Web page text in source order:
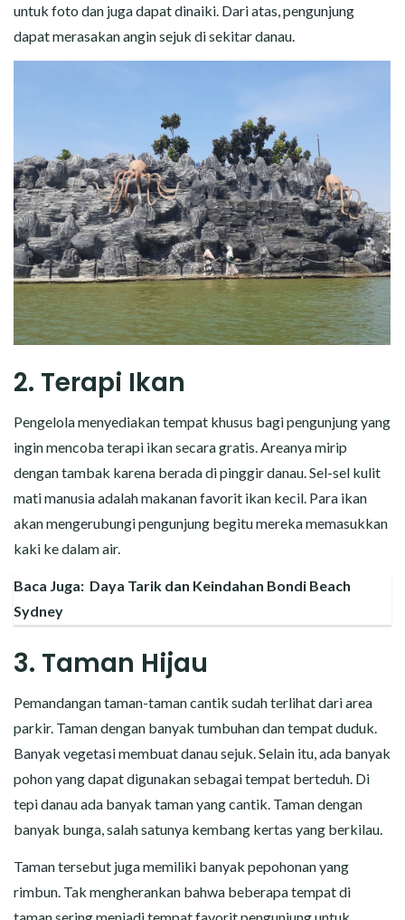
untuk foto dan juga dapat dinaiki. Dari atas, pengunjung
dapat merasakan angin sejuk di sekitar danau.
2. Terapi Ikan
Pengelola menyediakan tempat khusus bagi pengunjung yang
ingin mencoba terapi ikan secara gratis. Areanya mirip
dengan tambak karena berada di pinggir danau. Sel-sel kulit
mati manusia adalah makanan favorit ikan kecil. Para ikan
akan mengerubungi pengunjung begitu mereka memasukkan
kaki ke dalam air.
Baca Juga: Daya Tarik dan Keindahan Bondi Beach
Sydney
3. Taman Hijau
Pemandangan taman-taman cantik sudah terlihat dari area
parkir. Taman dengan banyak tumbuhan dan tempat duduk.
Banyak vegetasi membuat danau sejuk. Selain itu, ada banyak
pohon yang dapat digunakan sebagai tempat berteduh. Di
tepi danau ada banyak taman yang cantik. Taman dengan
banyak bunga, salah satunya kembang kertas yang berkilau.
Taman tersebut juga memiliki banyak pepohonan yang
rimbun. Tak mengherankan bahwa beberapa tempat di